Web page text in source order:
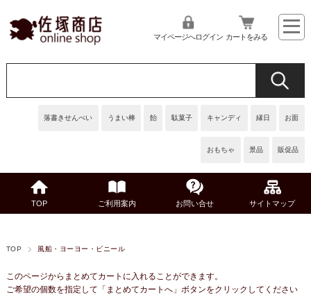
落書きせんべい うまい棒 飴 駄菓子 キャンディ 縁日 お面
おもちゃ 景品 販促品
マイページへログイン カートをみる
TOP ご利用案内 お問い合せ サイトマップ
TOP 風船・ヨーヨー・ビニール
このページからまとめてカートに入れることができます。
ご希望の個数を指定して「まとめてカートへ」ボタンをクリックしてください